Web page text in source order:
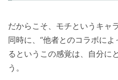
だからこそ、モチというキャ
同時に、“他者とのコラボに
るというこの感覚は、自分に
う。